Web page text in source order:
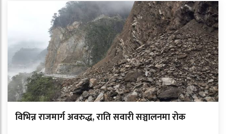
विभिन्न राजमार्ग अवरुद्ध, राति सवारी सञ्चालनमा रोक